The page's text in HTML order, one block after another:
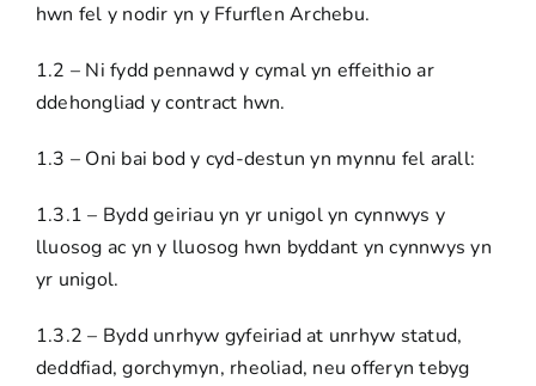
hwn fel y nodir yn y Ffurflen Archebu.
1.2 – Ni fydd pennawd y cymal yn effeithio ar
ddehongliad y contract hwn.
1.3 – Oni bai bod y cyd-destun yn mynnu fel arall:
1.3.1 – Bydd geiriau yn yr unigol yn cynnwys y
lluosog ac yn y lluosog hwn byddant yn cynnwys yn
yr unigol.
1.3.2 – Bydd unrhyw gyfeiriad at unrhyw statud,
deddfiad, gorchymyn, rheoliad, neu offeryn tebyg